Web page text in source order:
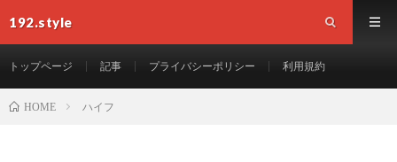
192.style
トップページ 記事 プライバシーポリシー 利用規約
HOME ハイフ